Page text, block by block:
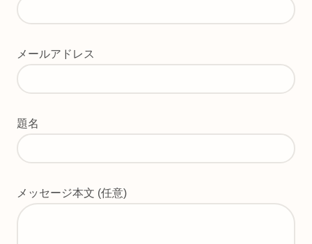
メールアドレス
題名
メッセージ本文 (任意)